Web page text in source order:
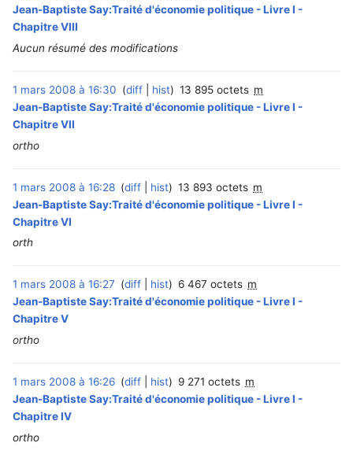
Jean-Baptiste Say:Traité d'économie politique - Livre I -
Chapitre VIII
Aucun résumé des modifications
1 mars 2008 à 16:30 diff hist 13 895 octets m
Jean-Baptiste Say:Traité d'économie politique - Livre I -
Chapitre VII
ortho
1 mars 2008 à 16:28 diff hist 13 893 octets m
Jean-Baptiste Say:Traité d'économie politique - Livre I -
Chapitre VI
orth
1 mars 2008 à 16:27 diff hist 6 467 octets m
Jean-Baptiste Say:Traité d'économie politique - Livre I -
Chapitre V
ortho
1 mars 2008 à 16:26 diff hist 9 271 octets m
Jean-Baptiste Say:Traité d'économie politique - Livre I -
Chapitre IV
ortho